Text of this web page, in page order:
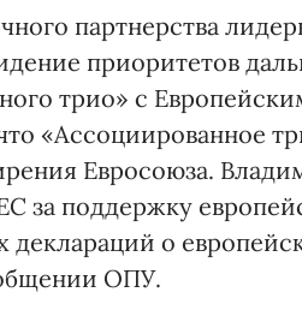
партнерства
приоритетов
трио» с
«Ассоциированное
Евросоюза.
за поддержку
о
ОПУ.